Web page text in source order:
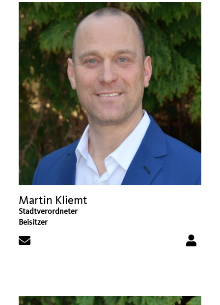
Martin Kliemt
Stadtverordneter
Beisitzer